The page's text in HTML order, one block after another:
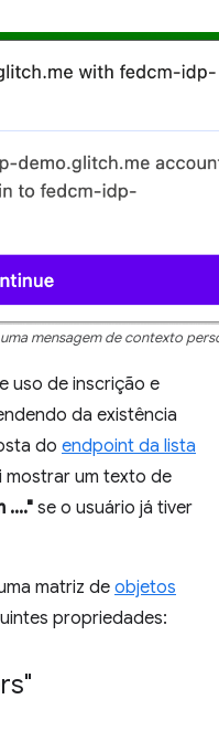
mensagem de contexto
uso de inscrição e
da existência
do endpoint da lista
mostrar um texto de
...." se o usuário já tiver
matriz de objetos
propriedades: